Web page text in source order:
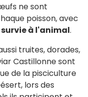
ne sont
poisson, avec
à l'animal.
truites, dorades,
Castillonne sont
de la pisciculture
lors des